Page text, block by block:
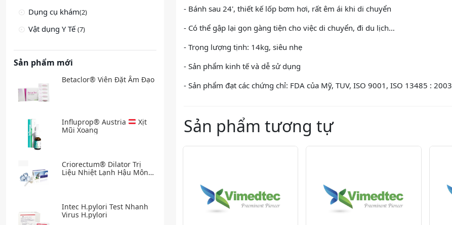
Dụng cụ khám(2)
Vật dụng Y Tế (7)
Sản phẩm mới
Betaclor® Viên Đặt Âm Đạo
Influprop® Austria
Xịt
Mũi Xoang
Criorectum® Dilator Trị
Liệu Nhiệt Lạnh Hậu Môn
Intec H.pylori Test Nhanh
Virus H.pylori
- Bánh sau 24', thiết kế lốp bơm hơi, rất êm ái khi di chuyển
- Có thể gập lại gọn gàng tiện cho việc di chuyển, đi du lịch…
- Trọng lượng tịnh: 14kg, siêu nhẹ
- Sản phẩm kinh tế và dễ sử dụng
- Sản phẩm đạt các chứng chỉ: FDA của Mỹ, TUV, ISO 9001, ISO 13485 : 2003
Sản phẩm tương tự